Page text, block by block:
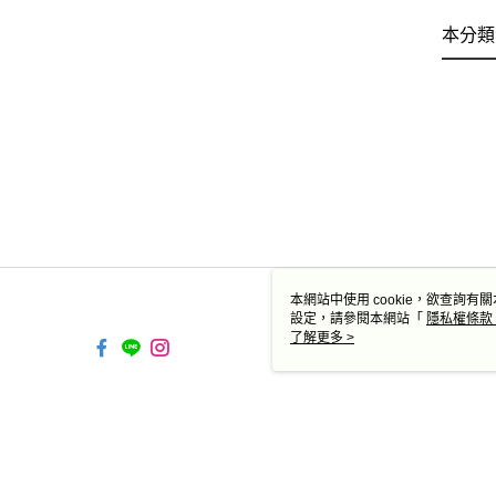
本分
本網站中使用 cookie，欲查詢有
設定，請參閱本網站「 隱私權條款
使用 cookie。
了解更多 >